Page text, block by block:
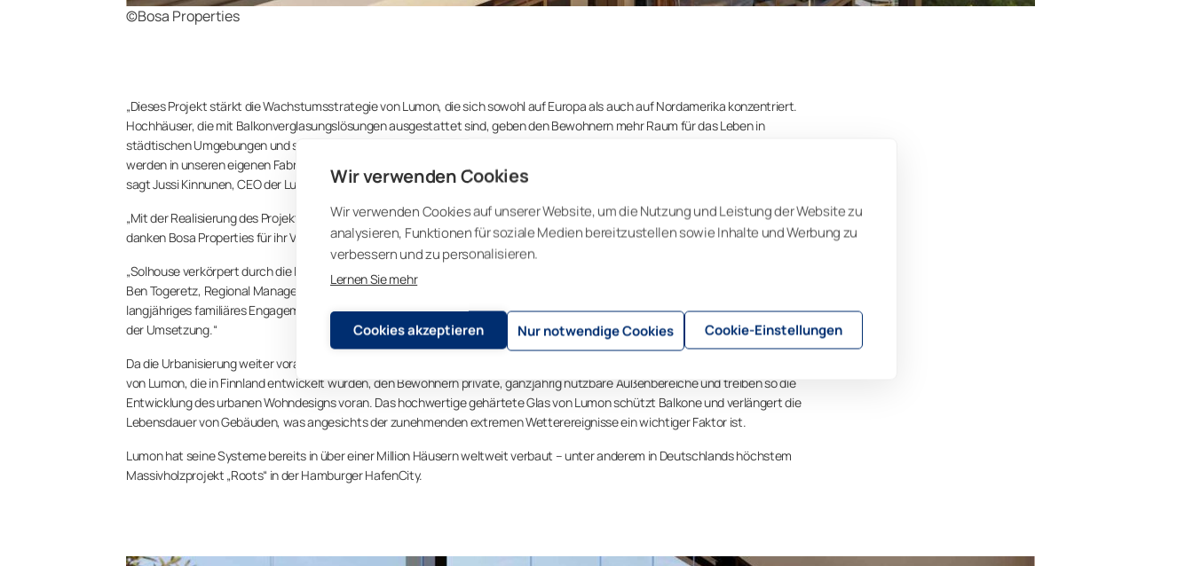
Wir verwenden Cookies
Wir verwenden Cookies auf unserer Website, um die Nutzung und Leistung der Website zu
analysieren, Funktionen für soziale Medien bereitzustellen sowie Inhalte und Werbung zu
verbessern und zu personalisieren.
Lernen Sie mehr
Cookies akzeptieren Nur notwendige Cookies Cookie-Einstellungen
©Bosa Properties
„Dieses Projekt stärkt die Wachstumsstrategie von Lumon, die sich sowohl auf Europa als auch auf Nordamerika konzentriert.
Hochhäuser, die mit Balkonverglasungslösungen ausgestattet sind, geben den Bewohnern mehr Raum für das Leben in
städtischen Umgebungen und sorgen gleichzeitig für Energieeinsparungen und Lärmreduzierung. Alle unsere Verglasungslösungen
werden in unseren eigenen Fabriken in Kouvola, Finnland, in Malaga, Spanien, oder in Ontario, Kanada, geplant und hergestellt“,
sagt Jussi Kinnunen, CEO der Lumon-Gruppe.
„Mit der Realisierung des Projekts steigt Lumon in ein neues Bausegment ein – 50-stöckige Hochhäuser“, so Kinnunen weiter. „Wir
danken Bosa Properties für ihr Vertrauen.“
„Solhouse verkörpert durch die Integration der innovativen Balkonverglasungslösungen von Lumon das Wohnen im Freien“, meint
Ben Togeretz, Regional Manager bei Lumon Canada. „Wir freuen uns, mit Bosa Properties zusammenzuarbeiten, mit denen wir ein
langjähriges familiäres Engagement für Kundenvertrauen, Qualität und Handwerkskunst teilen, und wir freuen uns auf den Beginn
der Umsetzung.“
Da die Urbanisierung weiter voranschreitet und immer mehr Menschen in Hochhäusern leben, bieten die innovativen Lösungen
von Lumon, die in Finnland entwickelt wurden, den Bewohnern private, ganzjährig nutzbare Außenbereiche und treiben so die
Entwicklung des urbanen Wohndesigns voran. Das hochwertige gehärtete Glas von Lumon schützt Balkone und verlängert die
Lebensdauer von Gebäuden, was angesichts der zunehmenden extremen Wetterereignisse ein wichtiger Faktor ist.
Lumon hat seine Systeme bereits in über einer Million Häusern weltweit verbaut – unter anderem in Deutschlands höchstem
Massivholzprojekt „Roots“ in der Hamburger HafenCity.